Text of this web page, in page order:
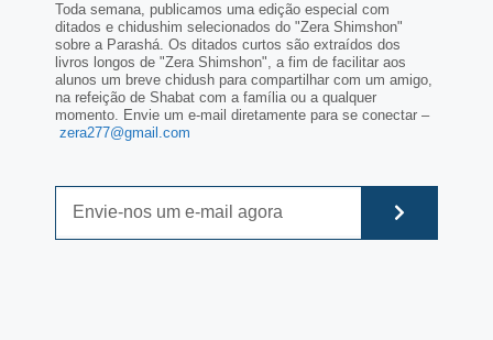
Toda semana, publicamos uma edição especial com
ditados e chidushim selecionados do "Zera Shimshon"
sobre a Parashá. Os ditados curtos são extraídos dos
livros longos de "Zera Shimshon", a fim de facilitar aos
alunos um breve chidush para compartilhar com um amigo,
na refeição de Shabat com a família ou a qualquer
momento. Envie um e-mail diretamente para se conectar –
zera277@gmail.com